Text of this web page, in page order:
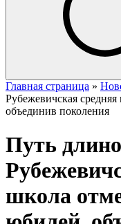
Главная страница »
Рубежевичская
объединив поколения
Путь
школа